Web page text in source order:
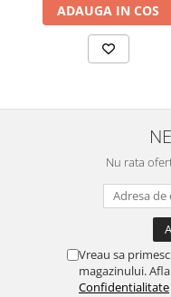
ADAUGA IN COS
Nu rata
Vreau sa
magazinului.
Confidentialitate